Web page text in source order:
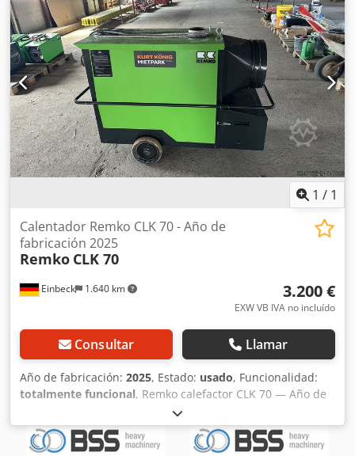
equipo comparable en estado nuevo — el estado real
puede variar según el tiempo de uso - Inspección posible
en 37574 Einbeck previa cita Precio 3.000 EUR más IVA |
EXW Einbeck | Entrega bajo consulta Chsdpfxoy Aa E Eo
Ahgja
1 / 1
Einbeck 1.640 km
Calentador Remko CLK 70 - Año de
fabricación 2025
Remko CLK 70
3.200 €
EXW VB IVA no incluído
Consultar Llamar
Año de fabricación: 2025, Estado: usado, Funcionalidad:
totalmente funcional, Remko calefactor CLK 70 — Año de
fabricación 2025 Usado del parque de alquiler profesional
de Kurt König Baumaschinen GmbH, Einbeck. Chedpfx
Ahey A E Raogea Estado y notas: - Estado: Usado de